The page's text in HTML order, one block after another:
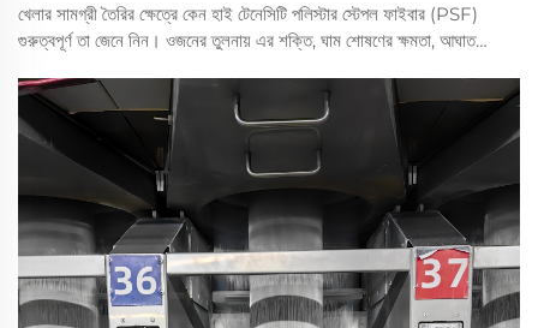
খেলার সামগ্রী তৈরির ক্ষেত্রে কেন হাই টেনেসিটি পলিস্টার স্টেপল ফাইবার (PSF)
গুরুত্বপূর্ণ তা জেনে নিন। ওজনের তুলনায় এর শক্তি, ঘাম শোষণের ক্ষমতা, আঘাত
নতুন প্রয়োগ পদ্ধতি সম্পর্কে জানুন। PSF-এর টেকসই গুণ, তাপমাত্রা নিয়ন্ত্রণ
এবং খরচ কার্যকারিতা অন্যান্য ফাইবারের চেয়ে কীভাবে শ্রেষ্ঠত্ব অর্জন করেছে তা
শিখুন।